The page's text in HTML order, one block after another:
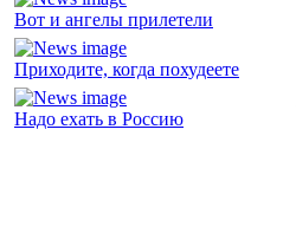
Вот и ангелы прилетели
Приходите, когда похудеете
Надо ехать в Россию